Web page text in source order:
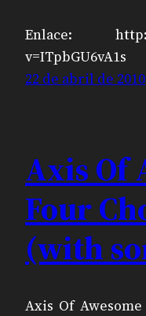
Enlace: http://
v=ITpbGU6vA1s
22 de abril de 2010
Axis Of
Four
(with
Axis Of